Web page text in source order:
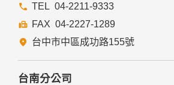
04-2211-9333
04-2227-1289
台中市中區成功路155號
台南分公司